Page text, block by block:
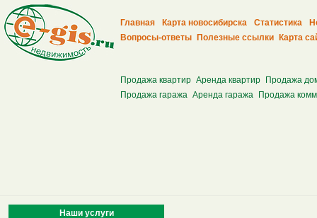
Главная Карта новосибирска Статистика
Вопросы-ответы
Полезные ссылки Карта
Продажа квартир Аренда квартир
Продажа
Продажа гаража Аренда гаража Продажа
Наши услуги